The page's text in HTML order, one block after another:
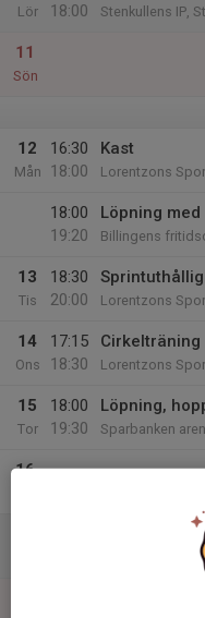
Lör
18:00
Stenkullens IP,
11
Sön
12
Mån
16:30
18:00
Kast
Lorentzons
18:00
19:20
Löpning
Billingens
13
Tis
18:30
20:00
Lorentzons
14
Ons
17:15
18:30
Cirkelträning
Lorentzons
15
Tor
18:00
19:30
Löpning,
Sparbanken
16